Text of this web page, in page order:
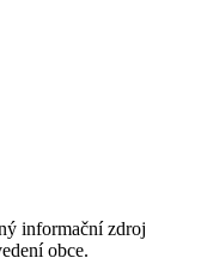
informační zdroj
obce.